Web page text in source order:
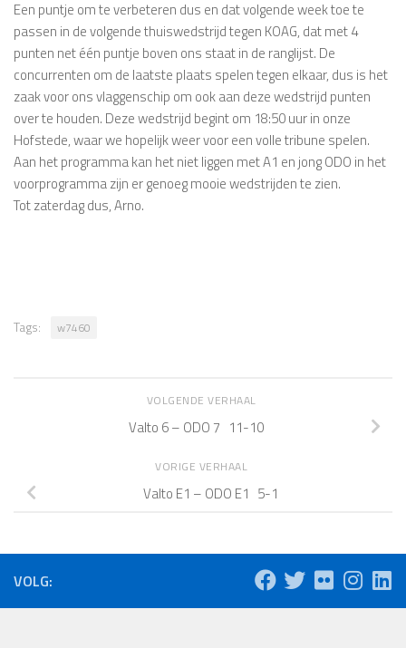
Een puntje om te verbeteren dus en dat volgende week toe te
passen in de volgende thuiswedstrijd tegen KOAG, dat met 4
punten net één puntje boven ons staat in de ranglijst. De
concurrenten om de laatste plaats spelen tegen elkaar, dus is het
zaak voor ons vlaggenschip om ook aan deze wedstrijd punten
over te houden. Deze wedstrijd begint om 18:50 uur in onze
Hofstede, waar we hopelijk weer voor een volle tribune spelen.
Aan het programma kan het niet liggen met A1 en jong ODO in het
voorprogramma zijn er genoeg mooie wedstrijden te zien.
Tot zaterdag dus, Arno.
Tags: w7460
VOLGENDE VERHAAL
Valto 6 – ODO 7 11-10
VORIGE VERHAAL
Valto E1 – ODO E1 5-1
VOLG: